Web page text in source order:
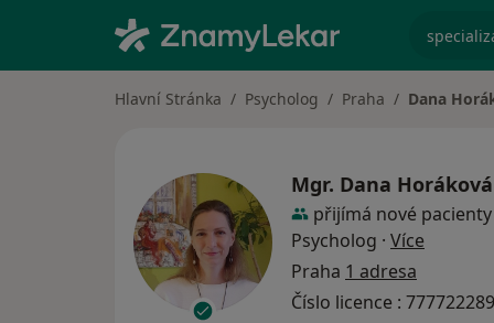
Hlavní Stránka Psycholog Praha Dana
Mgr. Dana Horáková
přijímá nové pacienty
Psycholog · Více
Praha 1 adresa
Číslo licence : 777722289